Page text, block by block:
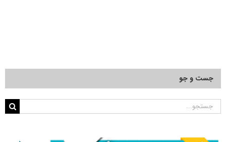
جست و جو
جستجو